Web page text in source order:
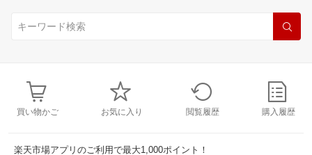
買い物かご お気に入り 閲覧履歴 購入履歴
楽天市場アプリのご利用で最大1,000ポイント！